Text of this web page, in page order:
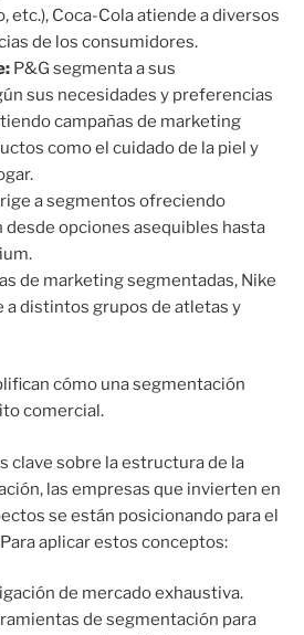
etc.), Coca-Cola atiende a diversos
de los consumidores.
P&G segmenta a sus
sus necesidades y preferencias
campañas de marketing
como el cuidado de la piel y
a segmentos ofreciendo
desde opciones asequibles hasta
de marketing segmentadas, Nike
a distintos grupos de atletas y
cómo una segmentación
comercial.
clave sobre la estructura de la
las empresas que invierten en
se están posicionando para el
aplicar estos conceptos:
de mercado exhaustiva.
de segmentación para